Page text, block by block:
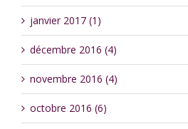
janvier 2017 (1)
décembre 2016 (4)
novembre 2016 (4)
octobre 2016 (6)